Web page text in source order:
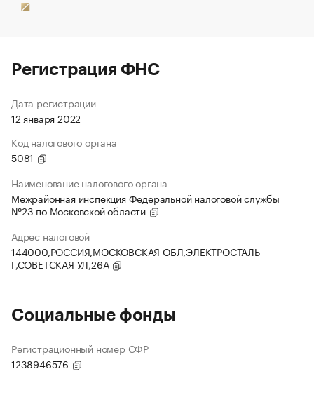
Регистрация ФНС
Дата регистрации
12 января 2022
Код налогового органа
5081
Наименование налогового органа
Межрайонная инспекция Федеральной налоговой службы
№23 по Московской области
Адрес налоговой
144000,РОССИЯ,МОСКОВСКАЯ ОБЛ,ЭЛЕКТРОСТАЛЬ
Г,СОВЕТСКАЯ УЛ,26А
Социальные фонды
Регистрационный номер СФР
1238946576